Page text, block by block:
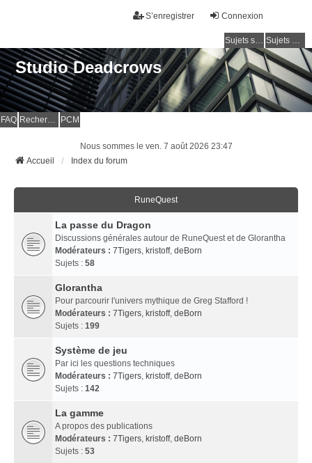
Connexion
S’enregistrer
Sujets sans réponse Sujets actifs
Studio Deadcrows
FAQ Rechercher PCM
Nous sommes le ven. 7 août 2026 23:47
Accueil
Index du forum
RuneQuest
La passe du Dragon
Discussions générales autour de RuneQuest et de Glorantha
Modérateurs : 7Tigers, kristoff, deBorn
Sujets : 58
Glorantha
Pour parcourir l'univers mythique de Greg Stafford !
Modérateurs : 7Tigers, kristoff, deBorn
Sujets : 199
Système de jeu
Par ici les questions techniques
Modérateurs : 7Tigers, kristoff, deBorn
Sujets : 142
La gamme
A propos des publications
Modérateurs : 7Tigers, kristoff, deBorn
Sujets : 53